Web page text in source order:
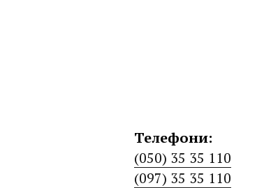
Телефони:
(050) 35 35 110
(097) 35 35 110